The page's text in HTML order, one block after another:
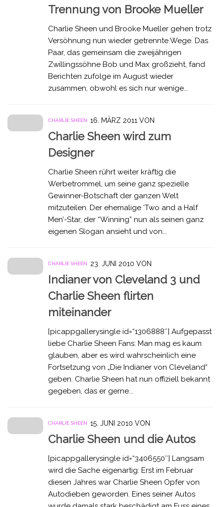
Trennung von Brooke Mueller
Charlie Sheen und Brooke Mueller gehen trotz
Versöhnung nun wieder getrennte Wege. Das
Paar, das gemeinsam die zweijährigen
Zwillingssöhne Bob und Max großzieht, fand
Berichten zufolge im August wieder
zusammen, obwohl es sich nur wenige...
CHARLIE SHEEN 16. MÄRZ 2011 VON
Charlie Sheen wird zum
Designer
Charlie Sheen rührt weiter kräftig die
Werbetrommel, um seine ganz spezielle
Gewinner-Botschaft der ganzen Welt
mitzuteilen. Der ehemalige ‘Two and a Half
Men’-Star, der “Winning” nun als seinen ganz
eigenen Slogan ansieht und von...
CHARLIE SHEEN 23. JUNI 2010 VON
Indianer von Cleveland 3 und
Charlie Sheen flirten
miteinander
[picappgallerysingle id=“1306888″] Aufgepasst
liebe Charlie Sheen Fans: Man mag es kaum
glauben, aber es wird wahrscheinlich eine
Fortsetzung von „Die Indianer von Cleveland“
geben. Charlie Sheen hat nun offiziell bekannt
gegeben, das er gerne...
CHARLIE SHEEN 15. JUNI 2010 VON
Charlie Sheen und die Autos
[picappgallerysingle id=“3406550″] Langsam
wird die Sache eigenartig: Erst im Februar
diesen Jahres war Charlie Sheen Opfer von
Autodieben geworden. Eines seiner Autos